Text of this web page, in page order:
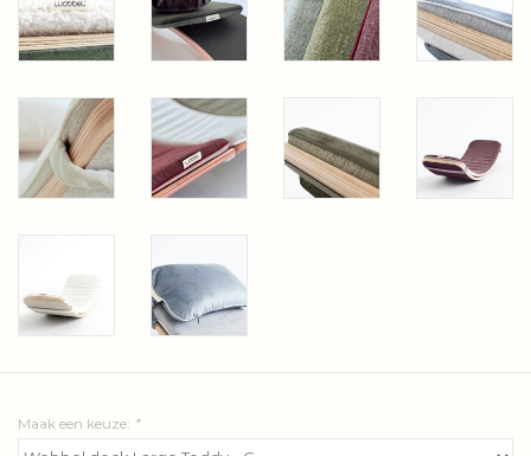
Maak een keuze: *